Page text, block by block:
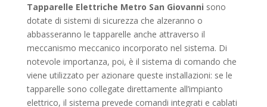
Tapparelle Elettriche Metro San Giovanni sono
dotate di sistemi di sicurezza che alzeranno o
abbasseranno le tapparelle anche attraverso il
meccanismo meccanico incorporato nel sistema. Di
notevole importanza, poi, è il sistema di comando che
viene utilizzato per azionare queste installazioni: se le
tapparelle sono collegate direttamente all’impianto
elettrico, il sistema prevede comandi integrati e cablati